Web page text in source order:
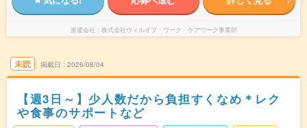
派遣会社 株式会社ウィルオブ・ワーク ケアワーク事業部
未読 掲載日 2026/08/04
【週3日～】少人数だから負担すくなめ＊レク
や食事のサポートなど